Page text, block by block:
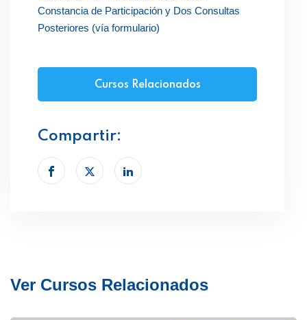
Constancia de Participación y Dos Consultas
Posteriores (vía formulario)
Cursos Relacionados
Compartir:
Ver Cursos Relacionados